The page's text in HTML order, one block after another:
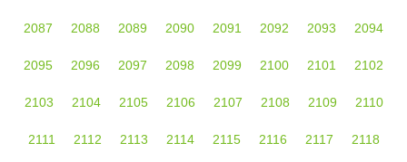
2087 2088 2089 2090 2091 2092 2093 2094
2095 2096 2097 2098 2099 2100 2101 2102
2103 2104 2105 2106 2107 2108 2109 2110
2111 2112 2113 2114 2115 2116 2117 2118